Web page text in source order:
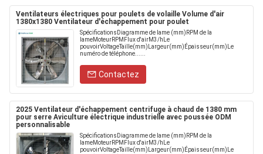
Ventilateurs électriques pour poulets de volaille Volume d'air
1380x1380 Ventilateur d'échappement pour poulet
SpécificationsDiagramme de lame (mm)RPM de la
lameMoteurRPMFlux d'airM3/hLe
pouvoirVoltageTaille(mm)Largeur(mm)Épaisseur(mm)Le
numéro de téléphone......
Contactez
2025 Ventilateur d'échappement centrifuge à chaud de 1380 mm
pour serre Aviculture électrique industrielle avec poussée ODM
personnalisable
SpécificationsDiagramme de lame (mm)RPM de la
lameMoteurRPMFlux d'airM3/hLe
pouvoirVoltageTaille(mm)Largeur(mm)Épaisseur(mm)Le